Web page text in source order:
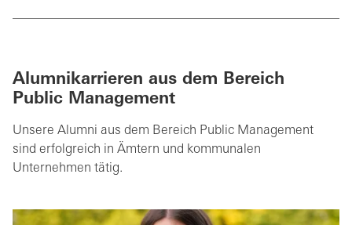
Alumnikarrieren aus dem Bereich
Public Management
Unsere Alumni aus dem Bereich Public Management
sind erfolgreich in Ämtern und kommunalen
Unternehmen tätig.